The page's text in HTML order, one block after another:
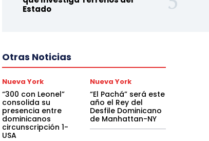
Estado
Otras Noticias
Nueva York
“300 con Leonel”
consolida su
presencia entre
dominicanos
circunscripción 1-
USA
Nueva York
“El Pachá” será este
año el Rey del
Desfile Dominicano
de Manhattan-NY